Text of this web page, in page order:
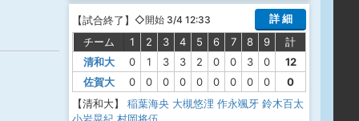
【試合終了】 ◇開始 3/4 12:33
詳 細
チーム
1 2 3 4 5 6 7 8 9
計
清和大
0 1 3 3 2 0 0 3 0
12
佐賀大
0 0 0 0 0 0 0 0 0
0
【清和大】
稲葉海央 大槻悠浬 作永颯牙 鈴木百太